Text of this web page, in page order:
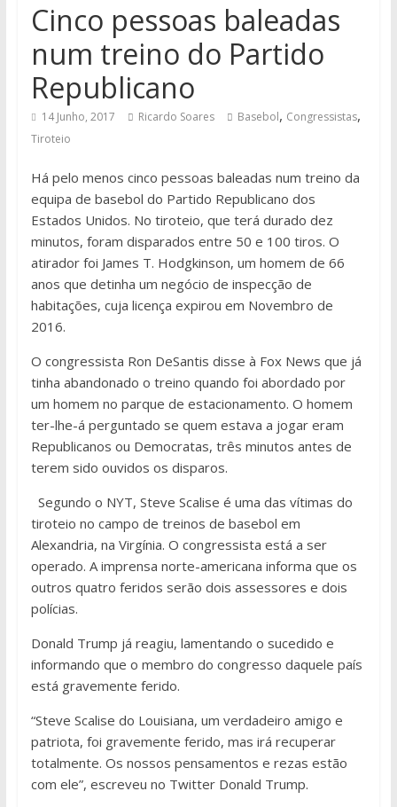
Cinco pessoas baleadas
num treino do Partido
Republicano
14 Junho, 2017 Ricardo Soares Basebol, Congressistas,
Tiroteio
Há pelo menos cinco pessoas baleadas num treino da
equipa de basebol do Partido Republicano dos
Estados Unidos. No tiroteio, que terá durado dez
minutos, foram disparados entre 50 e 100 tiros. O
atirador foi James T. Hodgkinson, um homem de 66
anos que detinha um negócio de inspecção de
habitações, cuja licença expirou em Novembro de
2016.
O congressista Ron DeSantis disse à Fox News que já
tinha abandonado o treino quando foi abordado por
um homem no parque de estacionamento. O homem
ter-lhe-á perguntado se quem estava a jogar eram
Republicanos ou Democratas, três minutos antes de
terem sido ouvidos os disparos.
Segundo o NYT, Steve Scalise é uma das vítimas do
tiroteio no campo de treinos de basebol em
Alexandria, na Virgínia. O congressista está a ser
operado. A imprensa norte-americana informa que os
outros quatro feridos serão dois assessores e dois
polícias.
Donald Trump já reagiu, lamentando o sucedido e
informando que o membro do congresso daquele país
está gravemente ferido.
“Steve Scalise do Louisiana, um verdadeiro amigo e
patriota, foi gravemente ferido, mas irá recuperar
totalmente. Os nossos pensamentos e rezas estão
com ele”, escreveu no Twitter Donald Trump.